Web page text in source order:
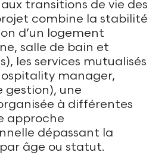
transitions de vie des
combine la stabilité
d’un logement
salle de bain et
les services mutualisés
manager,
gestion), une
à différentes
approche
dépassant la
âge ou statut.